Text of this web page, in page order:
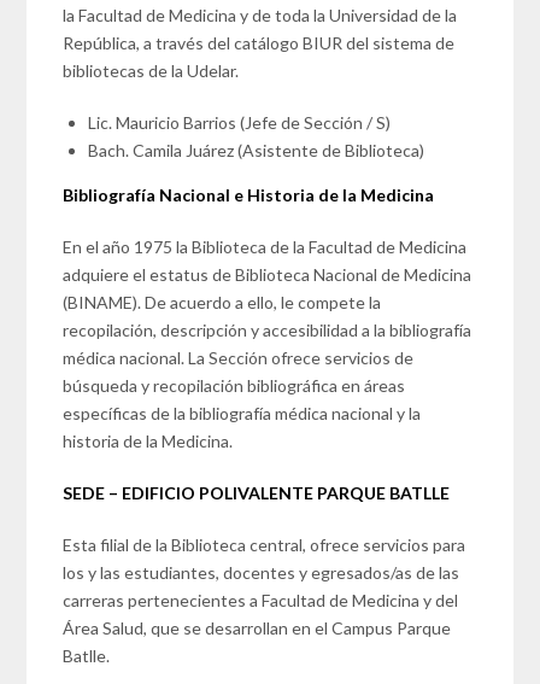
la Facultad de Medicina y de toda la Universidad de la
República, a través del catálogo BIUR del sistema de
bibliotecas de la Udelar.
Lic. Mauricio Barrios (Jefe de Sección / S)
Bach. Camila Juárez (Asistente de Biblioteca)
Bibliografía Nacional e Historia de la Medicina
En el año 1975 la Biblioteca de la Facultad de Medicina
adquiere el estatus de Biblioteca Nacional de Medicina
(BINAME). De acuerdo a ello, le compete la
recopilación, descripción y accesibilidad a la bibliografía
médica nacional. La Sección ofrece servicios de
búsqueda y recopilación bibliográfica en áreas
específicas de la bibliografía médica nacional y la
historia de la Medicina.
SEDE – EDIFICIO POLIVALENTE PARQUE BATLLE
Esta filial de la Biblioteca central, ofrece servicios para
los y las estudiantes, docentes y egresados/as de las
carreras pertenecientes a Facultad de Medicina y del
Área Salud, que se desarrollan en el Campus Parque
Batlle.